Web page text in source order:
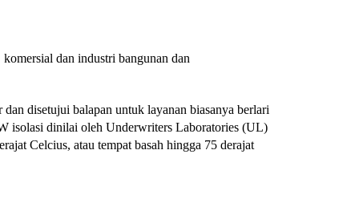
dan industri bangunan dan
disetujui balapan untuk layanan biasanya berlari
isolasi dinilai oleh Underwriters Laboratories (UL)
Celcius, atau tempat basah hingga 75 derajat